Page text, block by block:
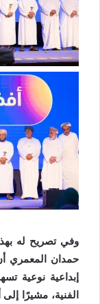
وفي تصريح له
حمدان المعمري
إبداعية نوعية
الفنية، مشيرًا